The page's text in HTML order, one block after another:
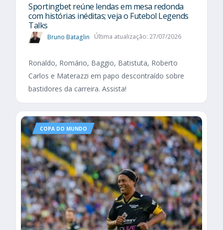
Sportingbet reúne lendas em mesa redonda
com histórias inéditas; veja o Futebol Legends
Talks
Bruno Bataglin Última atualização: 27/07/2026
Ronaldo, Romário, Baggio, Batistuta, Roberto
Carlos e Materazzi em papo descontraído sobre
bastidores da carreira. Assista!
COPA DO MUNDO